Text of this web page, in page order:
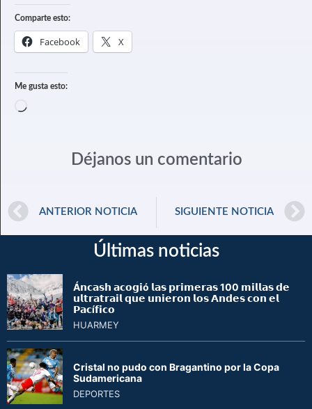
Comparte esto:
Facebook X
Me gusta esto:
Déjanos un comentario
ANTERIOR NOTICIA SIGUIENTE NOTICIA
Últimas noticias
Á𝗻𝗰𝗮𝘀𝗵 𝗮𝗰𝗼𝗴𝗶ó 𝗹𝗮𝘀 𝗽𝗿𝗶𝗺𝗲𝗿𝗮𝘀 100 𝗺𝗶𝗹𝗹𝗮𝘀 𝗱𝗲
𝘂𝗹𝘁𝗿𝗮𝘁𝗿𝗮𝗶𝗹 𝗾𝘂𝗲 𝘂𝗻𝗶𝗲𝗿𝗼𝗻 𝗹𝗼𝘀 𝗔𝗻𝗱𝗲𝘀 𝗰𝗼𝗻 𝗲𝗹
𝗣𝗮𝗰í𝗳𝗶𝗰𝗼
HUARMEY
Cristal no pudo con Bragantino por la Copa
Sudamericana
DEPORTES